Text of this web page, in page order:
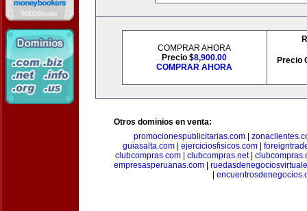
COMPRAR AHORA
Precio $8,900.00
COMPRAR AHORA
Precio
Otros dominios en venta:
promocionespublicitarias.com|
guiasalta.com
ejerciciosfisicos.com
clubcompras.com| clubcompras.net|
empresasperuanas.com